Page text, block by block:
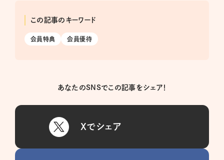
この記事のキーワード
会員特典 会員優待
あなたのSNSでこの記事をシェア！
Xでシェア